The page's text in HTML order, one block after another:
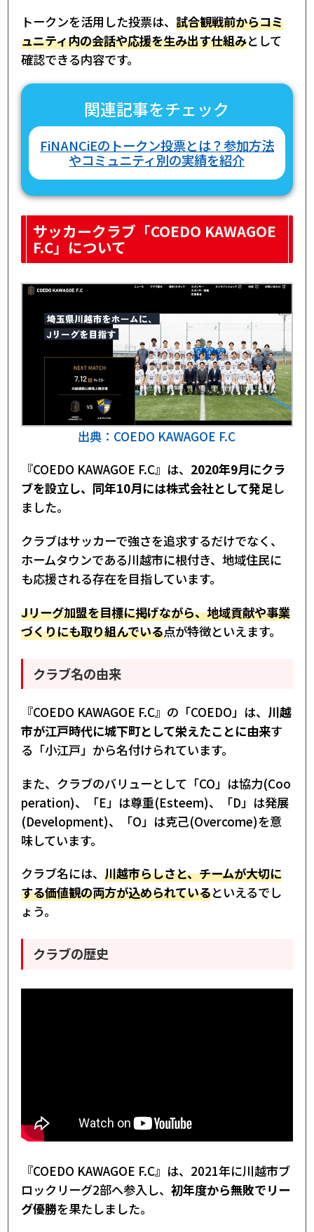
トークンを活用した投票は、 試合観戦前からコミ
ュニティ内の会話や応援を生み出す仕組みとして
確認できる内容です。
関連記事をチェック
FiNANCiEのトークン投票とは？参加方法
やコミュニティ別の実績を紹介
サッカークラブ「COEDO KAWAGOE
F.C」について
出典：COEDO KAWAGOE F.C
『COEDO KAWAGOE F.C』は、 2020年9月にクラ
ブを設立し、同年10月には株式会社として発足し
ました。
クラブはサッカーで強さを追求するだけでなく、
ホームタウンである川越市に根付き、地域住民に
も応援される存在を目指しています。
Jリーグ加盟を目標に掲げながら、地域貢献や事業
づくりにも取り組んでいる点が特徴といえます。
クラブ名の由来
『COEDO KAWAGOE F.C』の「COEDO」は、 川越
市が江戸時代に城下町として栄えたことに由来す
る「小江戸」から名付けられています。
また、クラブのバリューとして「CO」は協力(Coo
peration)、「E」は尊重(Esteem)、「D」は発展
(Development)、「O」は克己(Overcome)を意
味しています。
クラブ名には、 川越市らしさと、チームが大切に
する価値観の両方が込められているといえるでし
ょう。
クラブの歴史
『COEDO KAWAGOE F.C』は、2021年に川越市ブ
ロックリーグ2部へ参入し、 初年度から無敗でリー
グ優勝を果たしました。